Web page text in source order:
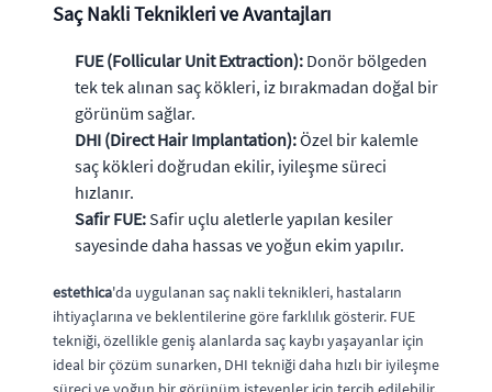
Saç Nakli Teknikleri ve Avantajları
FUE (Follicular Unit Extraction): Donör bölgeden
tek tek alınan saç kökleri, iz bırakmadan doğal bir
görünüm sağlar.
DHI (Direct Hair Implantation):Özel bir kalemle
saç kökleri doğrudan ekilir, iyileşme süreci
hızlanır.
Safir FUE: Safir uçlu aletlerle yapılan kesiler
sayesinde daha hassas ve yoğun ekim yapılır.
estethica'da uygulanan saç nakli teknikleri, hastaların
ihtiyaçlarına ve beklentilerine göre farklılık gösterir. FUE
tekniği, özellikle geniş alanlarda saç kaybı yaşayanlar için
ideal bir çözüm sunarken, DHI tekniği daha hızlı bir iyileşme